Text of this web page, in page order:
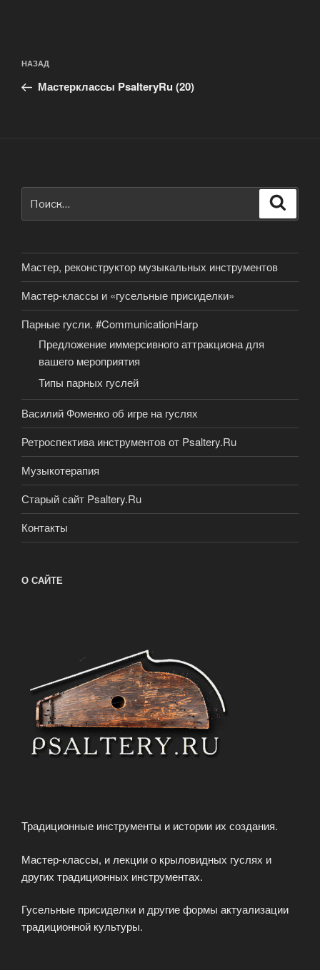
по
записям
Предыдущая
запись:
НАЗАД
Мастерклассы PsalteryRu (20)
Мастер, реконструктор музыкальных инструментов
Мастер-классы и «гусельные присиделки»
Парные гусли. #CommunicationHarp
Предложение иммерсивного аттракциона для
вашего мероприятия
Типы парных гуслей
Василий Фоменко об игре на гуслях
Ретроспектива инструментов от Psaltery.Ru
Музыкотерапия
Старый сайт Psaltery.Ru
Контакты
О САЙТЕ
Традиционные инструменты и истории их создания.
Мастер-классы, и лекции о крыловидных гуслях и
других традиционных инструментах.
Гусельные присиделки и другие формы актуализации
традиционной культуры.